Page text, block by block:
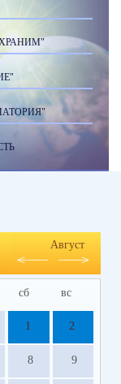
Август
сб вс
1 2
8 9